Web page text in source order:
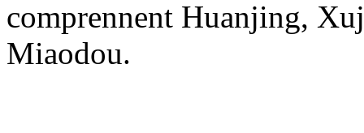
comprennent Huanjing,
Miaodou.